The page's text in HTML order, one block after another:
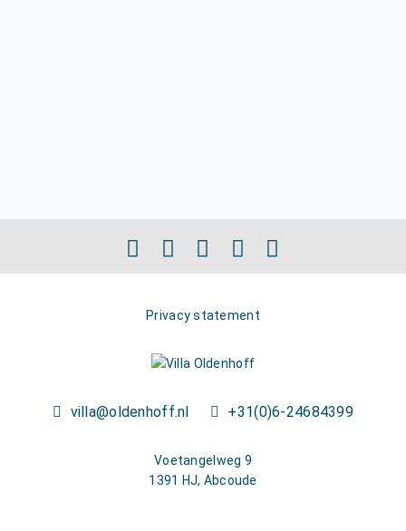
Privacy statement
villa@oldenhoff.nl +31(0)6-24684399
Voetangelweg 9
1391 HJ, Abcoude